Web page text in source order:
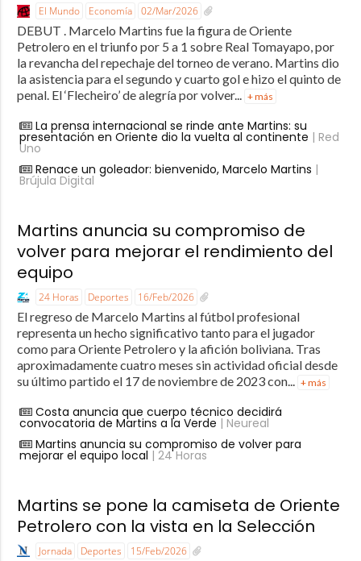
El Mundo Economía 02/Mar/2026
DEBUT . Marcelo Martins fue la figura de Oriente
Petrolero en el triunfo por 5 a 1 sobre Real Tomayapo, por
la revancha del repechaje del torneo de verano. Martins dio
la asistencia para el segundo y cuarto gol e hizo el quinto de
penal. El ‘Flecheiro’ de alegría por volver...
+ más
La prensa internacional se rinde ante Martins: su
presentación en Oriente dio la vuelta al continente | Red
Uno
Renace un goleador: bienvenido, Marcelo Martins |
Brújula Digital
Martins anuncia su compromiso de
volver para mejorar el rendimiento del
equipo
24 Horas Deportes 16/Feb/2026
El regreso de Marcelo Martins al fútbol profesional
representa un hecho significativo tanto para el jugador
como para Oriente Petrolero y la afición boliviana. Tras
aproximadamente cuatro meses sin actividad oficial desde
su último partido el 17 de noviembre de 2023 con...
+ más
Costa anuncia que cuerpo técnico decidirá
convocatoria de Martins a la Verde | Neureal
Martins anuncia su compromiso de volver para
mejorar el equipo local | 24 Horas
Martins se pone la camiseta de Oriente
Petrolero con la vista en la Selección
Jornada Deportes 15/Feb/2026